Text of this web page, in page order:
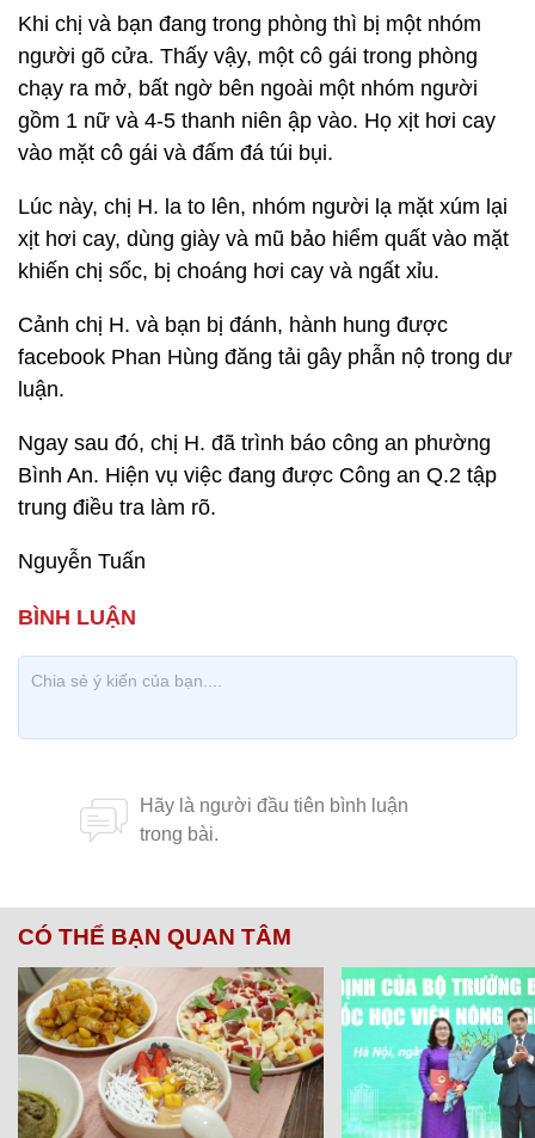
Khi chị và bạn đang trong phòng thì bị một nhóm
người gõ cửa. Thấy vậy, một cô gái trong phòng
chạy ra mở, bất ngờ bên ngoài một nhóm người
gồm 1 nữ và 4-5 thanh niên ập vào. Họ xịt hơi cay
vào mặt cô gái và đấm đá túi bụi.
Lúc này, chị H. la to lên, nhóm người lạ mặt xúm lại
xịt hơi cay, dùng giày và mũ bảo hiểm quất vào mặt
khiến chị sốc, bị choáng hơi cay và ngất xỉu.
Cảnh chị H. và bạn bị đánh, hành hung được
facebook Phan Hùng đăng tải gây phẫn nộ trong dư
luận.
Ngay sau đó, chị H. đã trình báo công an phường
Bình An. Hiện vụ việc đang được Công an Q.2 tập
trung điều tra làm rõ.
Nguyễn Tuấn
CÓ THỂ BẠN QUAN TÂM